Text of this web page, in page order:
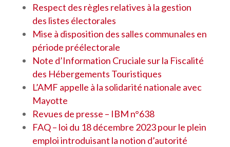
Respect des règles relatives à la gestion
des listes électorales
Mise à disposition des salles communales en
période préélectorale
Note d’Information Cruciale sur la Fiscalité
des Hébergements Touristiques
L’AMF appelle à la solidarité nationale avec
Mayotte
Revues de presse – IBM n°638
FAQ – loi du 18 décembre 2023 pour le plein
emploi introduisant la notion d’autorité